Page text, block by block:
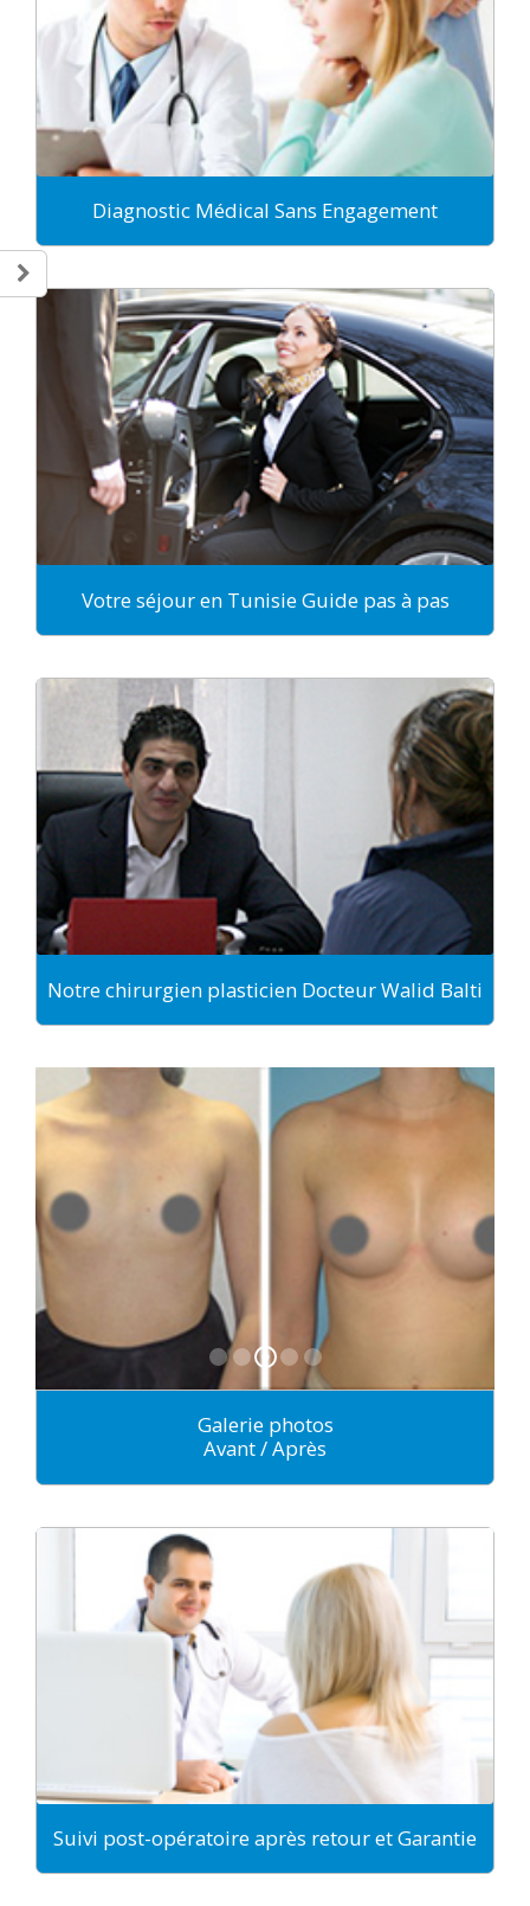
Diagnostic Médical Sans Engagement
Votre séjour en Tunisie Guide pas à pas
Notre chirurgien plasticien Docteur Walid Balti
Galerie photos
Avant / Après
Suivi post-opératoire après retour et Garantie